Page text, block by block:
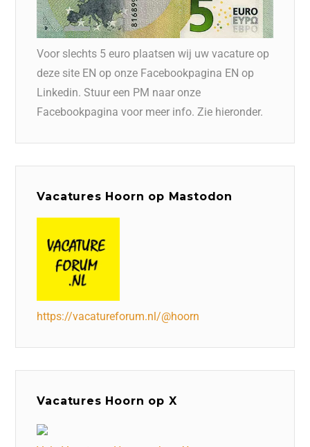
Voor slechts 5 euro plaatsen wij uw vacature op
deze site EN op onze Facebookpagina EN op
Linkedin. Stuur een PM naar onze
Facebookpagina voor meer info. Zie hieronder.
Vacatures Hoorn op Mastodon
https://vacatureforum.nl/@hoorn
Vacatures Hoorn op X